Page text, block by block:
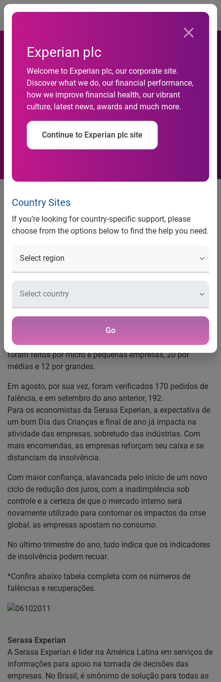
Experian plc
Welcome to Experian plc, our corporate site.
Discover what we do, our financial performance,
how we improve financial health, our vibrant
culture, latest news, awards and much more.
Continue to Experian plc site
Country Sites
If you’re looking for country-specific support, please
choose from the options below to find the help you need.
Go
Pedidos de falências são os
menores em seis anos,
revela Serasa Experian
Pedidos de falências são os
menores em seis anos, revela
Serasa Experian
ano
Foram requeridas, no mês de setembro, 108 falências em
Falências e Recuperações. Foi o menor número desde
janeiro de 2005, ano em que passou a valer a nova lei de
falência. Na ocasião, houve 1.032 requerimentos.
Dos 108 pedidos de falência registrados em 2011, 76
foram feitos por micro e pequenas empresas, 20 por
médias e 12 por grandes.
Em agosto, por sua vez, foram verificados 170 pedidos de
falência, e em setembro do ano anterior, 192.
Para os economistas da Serasa Experian, a expectativa de
um bom Dia das Crianças e final de ano já impacta na
atividade das empresas, sobretudo das indústrias. Com
mais encomendas, as empresas reforçam seu caixa e se
distanciam da insolvência.
Com maior confiança, alavancada pelo início de um novo
ciclo de redução dos juros, com a inadimplência sob
controle e a certeza de que o mercado interno será
novamente utilizado para contornar os impactos da crise
global, as empresas apostam no consumo.
No último trimestre do ano, tudo indica que os indicadores
de insolvência podem recuar.
*Confira abaixo tabela completa com os números de
falências e recuperações.
Serasa Experian
A Serasa Experian é líder na América Latina em serviços de
informações para apoio na tomada de decisões das
empresas. No Brasil, é sinônimo de solução para todas as